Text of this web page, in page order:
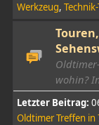
Werkzeug
wohin?
Letzter Beitrag:
Oldtimer Treffen in